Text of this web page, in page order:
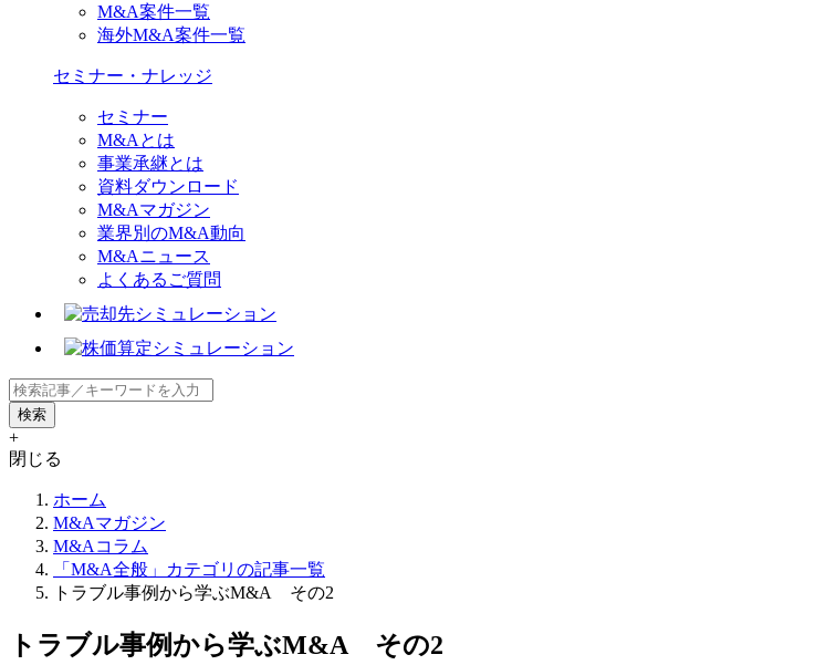
M&A案件一覧
海外M&A案件一覧
セミナー・ナレッジ
セミナー
M&Aとは
事業承継とは
資料ダウンロード
M&Aマガジン
業界別のM&A動向
M&Aニュース
よくあるご質問
+
閉じる
ホーム
M&Aマガジン
M&Aコラム
「M&A全般」カテゴリの記事一覧
トラブル事例から学ぶM&A その2
トラブル事例から学ぶM&A その2